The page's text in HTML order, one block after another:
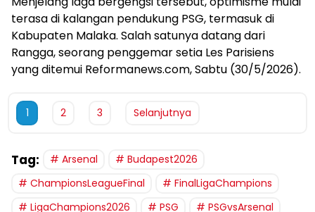
terasa di kalangan pendukung PSG, termasuk di
Kabupaten Malaka. Salah satunya datang dari
Rangga, seorang penggemar setia Les Parisiens
yang ditemui Reformanews.com, Sabtu (30/5/2026).
1 2 3 Selanjutnya
Tag: Arsenal
Budapest2026
ChampionsLeagueFinal
FinalLigaChampions
LigaChampions2026
PSG
PSGvsArsenal